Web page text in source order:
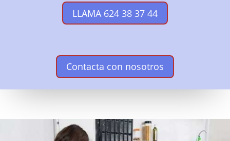
LLAMA 624 38 37 44
Contacta con nosotros